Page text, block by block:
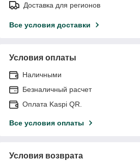
Доставка для регионов
Все условия доставки
Условия оплаты
Наличными
Безналичный расчет
Оплата Kaspi QR.
Все условия оплаты
Условия возврата